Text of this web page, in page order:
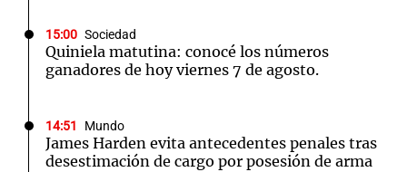
15:00 Sociedad
Quiniela matutina: conocé los números
ganadores de hoy viernes 7 de agosto.
14:51 Mundo
James Harden evita antecedentes penales tras
desestimación de cargo por posesión de arma